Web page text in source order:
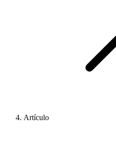
Artículo